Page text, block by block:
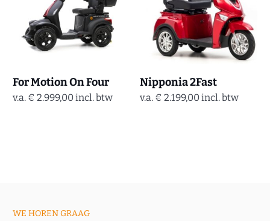
For Motion On Four
v.a. € 2.999,00incl. btw
Nipponia 2Fast
v.a. € 2.199,00incl. btw
WE HOREN GRAAG